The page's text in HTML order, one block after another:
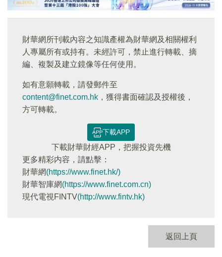
財華網所刊載內容之知識產權為財華網及相關權利
人專屬所有或持有。未經許可，禁止進行轉載、摘
編、複製及建立鏡像等任何使用。
如有意願轉載，請發郵件至
content@finet.com.hk ，獲得書面確認及授權後，
方可轉載。
下載APP
下載財華財經APP，把握投資先機
更多精彩内容，請點擊：
財華網(https://www.finet.hk/)
財華智庫網(https://www.finet.com.cn)
現代電視FINTV(http://www.fintv.hk)
返回上頁